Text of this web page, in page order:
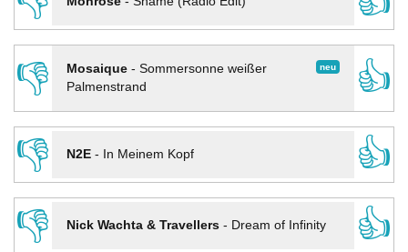
👎
neu
Mosaique- Sommersonne weißer
Palmenstrand
👍
👎
N2E- In Meinem Kopf
👍
👎
Nick Wachta & Travellers- Dream of Infinity
👍